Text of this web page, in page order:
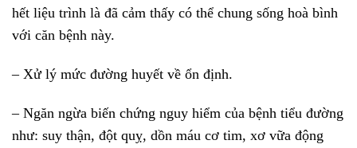
hết liệu trình là đã cảm thấy có thể chung sống hoà bình
với căn bệnh này.
– Xử lý mức đường huyết về ổn định.
– Ngăn ngừa biến chứng nguy hiểm của bệnh tiểu đường
như: suy thận, đột quỵ, dồn máu cơ tim, xơ vữa động